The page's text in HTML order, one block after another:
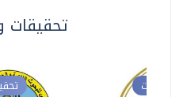
تحقيقات
وحوارات